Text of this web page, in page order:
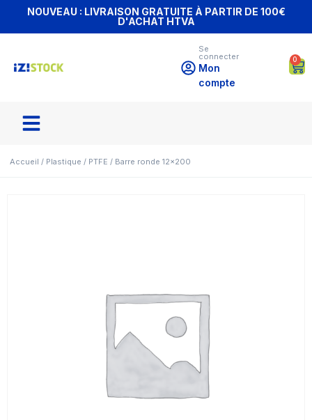
NOUVEAU : LIVRAISON GRATUITE À PARTIR DE 100€
D'ACHAT HTVA
Se
connecter
Mon
compte
0
Accueil / Plastique / PTFE / Barre ronde 12×200